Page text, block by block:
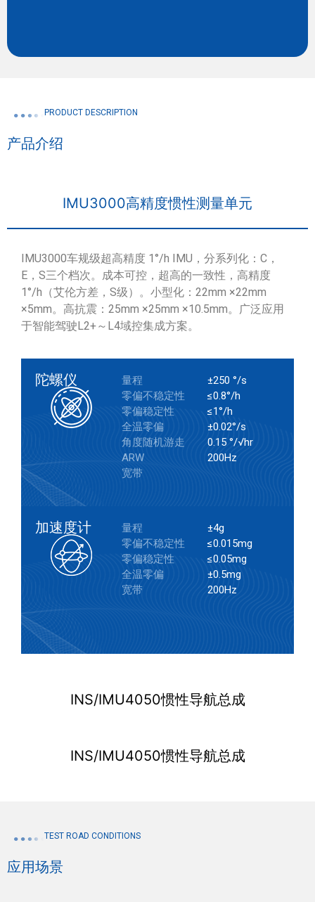
PRODUCT DESCRIPTION
产品介绍
IMU3000高精度惯性测量单元
INS/IMU4050惯性导航总成
INS/IMU4050惯性导航总成
IMU3000车规级超高精度 1°/h IMU，分系列化：C，
E，S三个档次。成本可控，超高的一致性，高精度
1°/h（艾伦方差，S级）。小型化：22mm ×22mm
×5mm。高抗震：25mm ×25mm ×10.5mm。广泛应用
于智能驾驶L2+～L4域控集成方案。
陀螺仪
量程
零偏不稳定性
零偏稳定性
全温零偏
角度随机游走
ARW
宽带
±250 °/s
≤0.8°/h
≤1°/h
±0.02°/s
0.15 °/√hr
200Hz
加速度计
量程
零偏不稳定性
零偏稳定性
全温零偏
宽带
±4g
≤0.015mg
≤0.05mg
±0.5mg
200Hz
TEST ROAD CONDITIONS
应用场景